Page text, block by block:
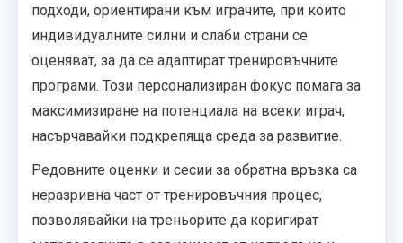
подходи, ориентирани към играчите, при които
индивидуалните силни и слаби страни се
оценяват, за да се адаптират тренировъчните
програми. Този персонализиран фокус помага за
максимизиране на потенциала на всеки играч,
насърчавайки подкрепяща среда за развитие.
Редовните оценки и сесии за обратна връзка са
неразривна част от тренировъчния процес,
позволявайки на треньорите да коригират